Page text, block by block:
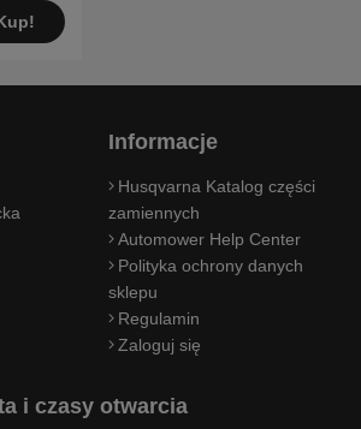
Informacje
Husqvarna Katalog części
zamiennych
Automower Help Center
Polityka ochrony danych
sklepu
Regulamin
Zaloguj się
i czasy otwarcia